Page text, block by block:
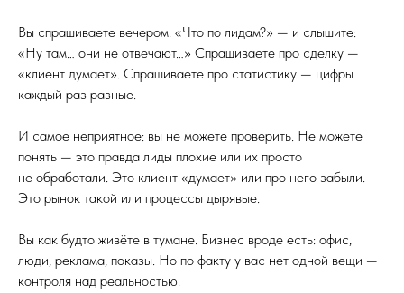
Вы спрашиваете вечером: «Что по лидам?» — и слышите:
«Ну там… они не отвечают…» Спрашиваете про сделку —
«клиент думает». Спрашиваете про статистику — цифры
каждый раз разные.
И самое неприятное: вы не можете проверить. Не можете
понять — это правда лиды плохие или их просто
не обработали. Это клиент «думает» или про него забыли.
Это рынок такой или процессы дырявые.
Вы как будто живёте в тумане. Бизнес вроде есть: офис,
люди, реклама, показы. Но по факту у вас нет одной вещи —
контроля над реальностью.